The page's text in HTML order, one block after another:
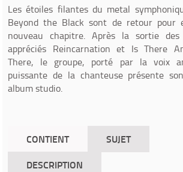
Les étoiles filantes du metal
Beyond the Black sont de retour pour
nouveau chapitre. Après la sortie
appréciés Reincarnation et Is There
There, le groupe, porté par la voix
puissante de la chanteuse présente
album studio.
CONTIENT
SUJET
DESCRIPTION